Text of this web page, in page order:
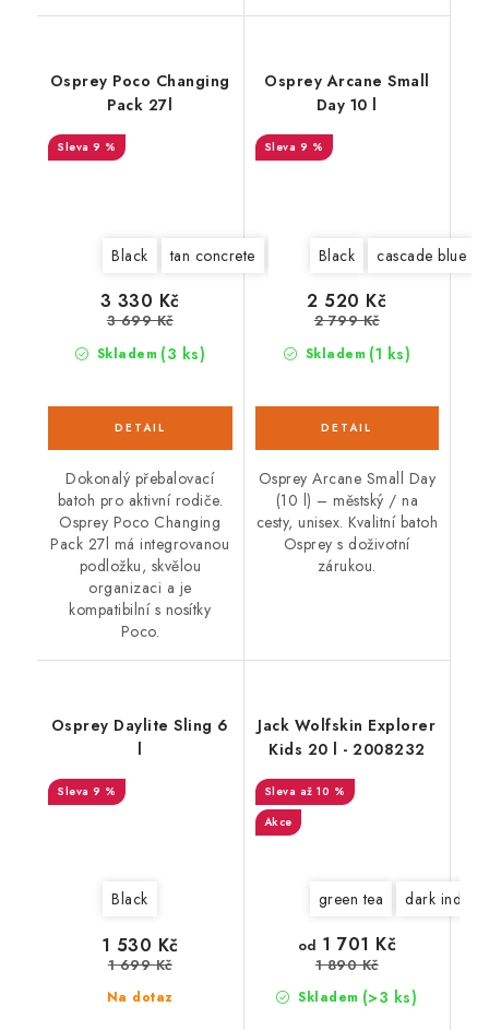
Osprey Poco Changing
Pack 27l
9 %
Black tan concrete deep peyto
Skladem (3 ks)
3 330 Kč
3 699 Kč
Dokonalý přebalovací
batoh pro aktivní rodiče.
Osprey Poco Changing
Pack 27l má integrovanou
podložku, skvělou
organizaci a je
kompatibilní s nosítky
Poco.
Osprey Arcane Small
Day 10 l
9 %
Black cascade blue
Skladem (1 ks)
2 520 Kč
2 799 Kč
Osprey Arcane Small Day
(10 l) – městský / na
cesty, unisex. Kvalitní batoh
Osprey s doživotní
zárukou.
Osprey Daylite Sling 6
l
9 %
Black
Na dotaz
1 530 Kč
1 699 Kč
Jack Wolfskin Explorer
Kids 20 l - 2008232
až 10 %
Akce
green tea dark indigo
Skladem (>3 ks)
od 1 701 Kč
1 890 Kč